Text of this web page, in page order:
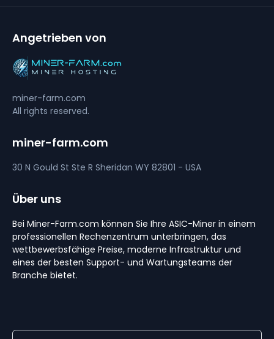
Angetrieben von
miner-farm.com
All rights reserved.
miner-farm.com
30 N Gould St Ste R Sheridan WY 82801 - USA
Über uns
Bei Miner-Farm.com können Sie Ihre ASIC-Miner in einem
professionellen Rechenzentrum unterbringen, das
wettbewerbsfähige Preise, moderne Infrastruktur und
eines der besten Support- und Wartungsteams der
Branche bietet.